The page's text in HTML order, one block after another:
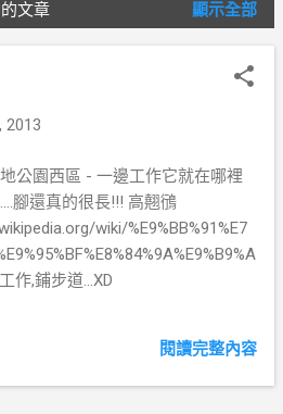
文章 顯示全部
2013
公園西區 - 一邊工作它就在哪裡
腳還真的很長!!! 高翹鴴
wiki/%E9%BB%91%E7
作,鋪步道...XD
閱讀完整內容